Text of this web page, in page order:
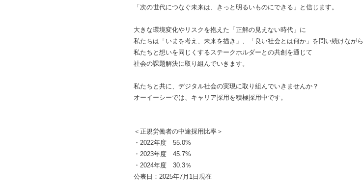
「次の世代につなぐ未来は、きっと明るいものにできる」と信じます。
大きな環境変化やリスクを抱えた「正解の見えない時代」に
私たちは「いまを考え、未来を描き」、「良い社会とは何か」を問い続けながら
私たちと想いを同じくするステークホルダーとの共創を通じて
社会の課題解決に取り組んでいきます。
私たちと共に、デジタル社会の実現に取り組んでいきませんか？
オーイーシーでは、キャリア採用を積極採用中です。
＜正規労働者の中途採用比率＞
・2022年度 55.0%
・2023年度 45.7%
・2024年度 30.3％
公表日：2025年7月1日現在